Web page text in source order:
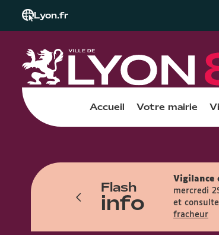
Lyon.fr
Accueil Votre mairie
Flash
info
et accueille le public entre 7h45 et
Vigilance
mercredi
et
fracheur